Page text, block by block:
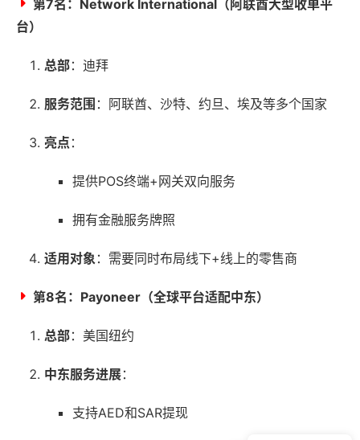
第7名： Network International（阿联酋大型收单平
台）
总部：迪拜
服务范围 ：阿联酋、沙特、约旦、埃及等多个国家
亮点 ：
提供POS终端+网关双向服务
拥有金融服务牌照
适用对象 ：需要同时布局线下+线上的零售商
第8名： Payoneer（全球平台适配中东）
总部：美国纽约
中东服务进展：
支持AED和SAR提现